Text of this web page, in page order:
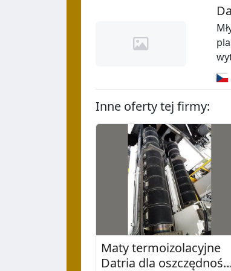
Inne oferty tej firmy:
Maty termoizolacyjne
Datria dla